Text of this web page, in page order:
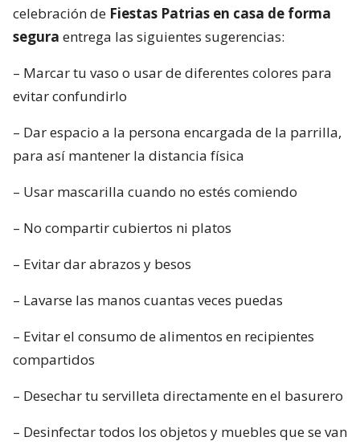
celebración de Fiestas Patrias en casa de forma
segura entrega las siguientes sugerencias:
– Marcar tu vaso o usar de diferentes colores para
evitar confundirlo
– Dar espacio a la persona encargada de la parrilla,
para así mantener la distancia física
– Usar mascarilla cuando no estés comiendo
– No compartir cubiertos ni platos
– Evitar dar abrazos y besos
– Lavarse las manos cuantas veces puedas
– Evitar el consumo de alimentos en recipientes
compartidos
– Desechar tu servilleta directamente en el basurero
– Desinfectar todos los objetos y muebles que se van